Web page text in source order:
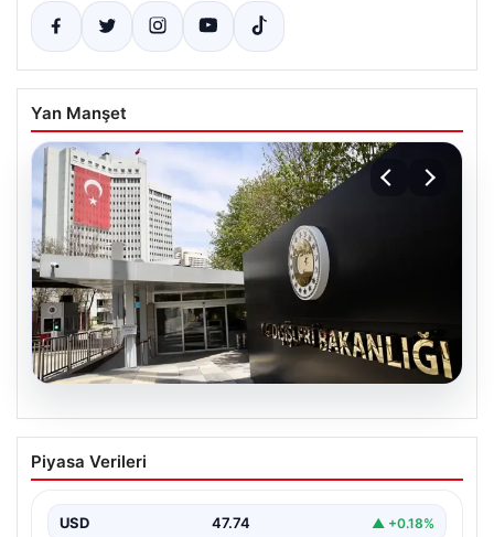
Yan Manşet
07.08.2026
Dışişleri Sözcüsü Keçeli’den
Yunanistan açıklaması. “Ülkemiz
doğurmayacaktır”
Piyasa Verileri
USD 47.74 ▲ +0.18%